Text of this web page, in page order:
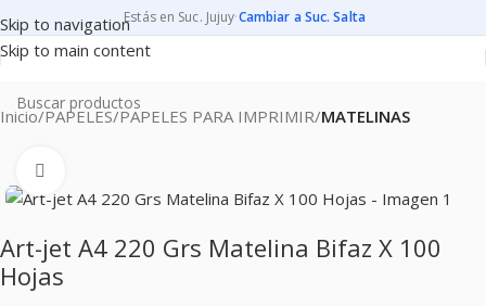
Skip to navigation
Skip to main content
Estás en Suc. Jujuy·Cambiar a Suc. Salta
Inicio PAPELES PAPELES PARA IMPRIMIR MATELINAS
Art-jet A4 220 Grs Matelina Bifaz X 100
Hojas